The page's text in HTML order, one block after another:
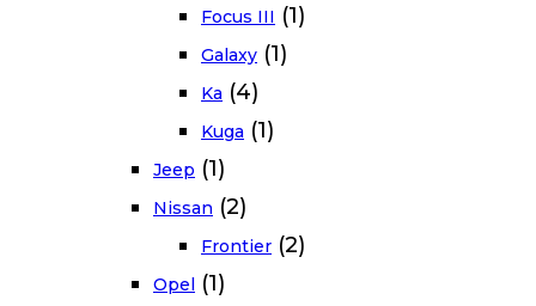
Focus III (1)
Galaxy (1)
Ka (4)
Kuga (1)
Jeep (1)
Nissan (2)
Frontier (2)
Opel (1)